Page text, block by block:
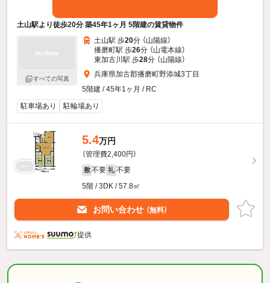
土山駅より徒歩20分 築45年1ヶ月 5階建の賃貸物件
すべての写真
土山駅 歩20分 （山陽線）
播磨町駅 歩26分 （山電本線）
東加古川駅 歩28分 （山陽線）
兵庫県加古郡播磨町野添城3丁目
5階建 / 45年1ヶ月 / RC
駐車場あり
駐輪場あり
5.4万円
（管理費2,400円）
敷 不要 礼 不要
5階 / 3DK / 57.8㎡
お問い合わせ （無料）
提供